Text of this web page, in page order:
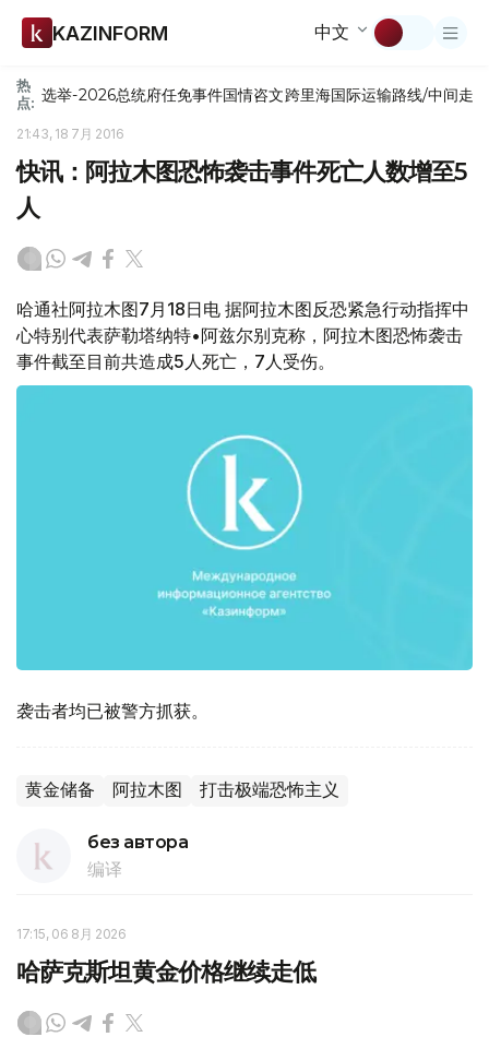
KAZINFORM 中文
热
点: 选举-2026总统府任免事件国情咨文跨里海国际运输路线/中间走廊
21:43, 18 7月 2016
快讯：阿拉木图恐怖袭击事件死亡人数增至5
人
哈通社阿拉木图7月18日电 据阿拉木图反恐紧急行动指挥中
心特别代表萨勒塔纳特•阿兹尔别克称，阿拉木图恐怖袭击
事件截至目前共造成5人死亡，7人受伤。
袭击者均已被警方抓获。
黄金储备 阿拉木图 打击极端恐怖主义
без автора
编译
17:15, 06 8月 2026
哈萨克斯坦黄金价格继续走低